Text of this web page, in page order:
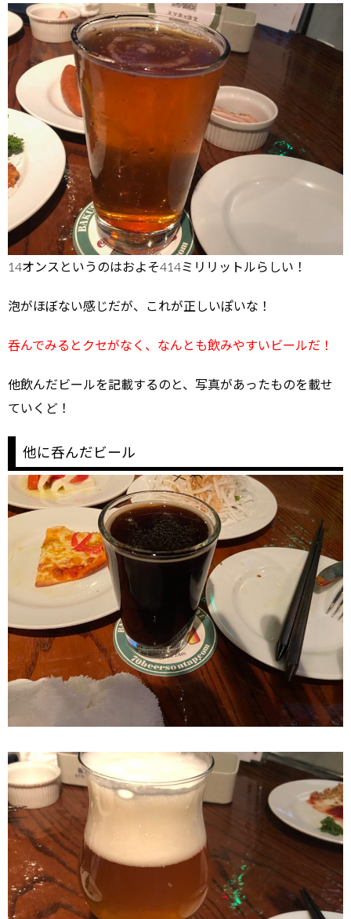
14オンスというのはおよそ414ミリリットルらしい！
泡がほぼない感じだが、これが正しいぽいな！
呑んでみるとクセがなく、なんとも飲みやすいビールだ！
他飲んだビールを記載するのと、写真があったものを載せ
ていくど！
他に呑んだビール